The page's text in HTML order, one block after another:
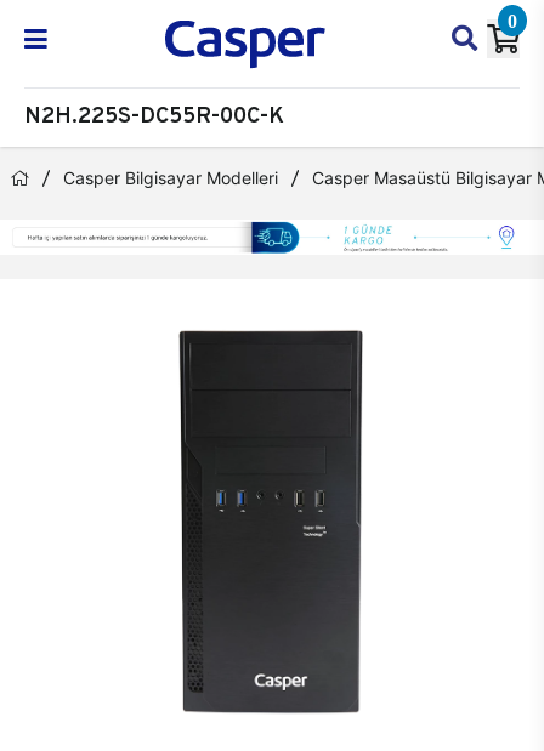
0
N2H.225S-DC55R-00C-K
Casper Bilgisayar Modelleri Casper Masaüstü Bilgisayar